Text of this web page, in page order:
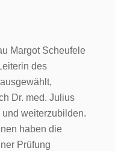
Margot Scheufele
des
Dr. med. Julius
weiterzubilden.
haben die
Prüfung